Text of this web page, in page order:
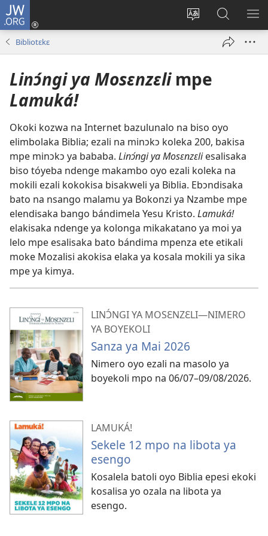
JW.ORG
Tyá
monɔkɔ
mosusu
Kokɔta
na
mosusu)
Luká
JW.ORG
Bibliotɛkɛ
Linɔ́ngi ya Mosɛnzɛlimpe
Lamuká!
Okoki kozwa na Internet bazulunalo na biso oyo
elimbolaka Biblia; ezali na minɔkɔ koleka 200, bakisa
mpe minɔkɔ ya bababa. Linɔ́ngi ya Mosɛnzɛliesalisaka
biso tóyeba ndenge makambo oyo ezali koleka na
mokili ezali kokokisa bisakweli ya Biblia. Ebɔndisaka
bato na nsango malamu ya Bokonzi ya Nzambe mpe
elendisaka bango bándimela Yesu Kristo. Lamuká!
elakisaka ndenge ya kolonga mikakatano ya moi ya
lelo mpe esalisaka bato bándima mpenza ete etikali
moke Mozalisi akokisa elaka ya kosala mokili ya sika
mpe ya kimya.
LINƆ́NGI YA MOSƐNZƐLI—NIMERO
YA BOYEKOLI
Sanza ya Mai 2026
Nimero oyo ezali na masolo ya
boyekoli mpo na 06/07–​09/08/2026.
LAMUKÁ!
Sekele 12 mpo na libota ya
esengo
Kosalela batoli oyo Biblia epesi ekoki
kosalisa yo ozala na libota ya
esengo.